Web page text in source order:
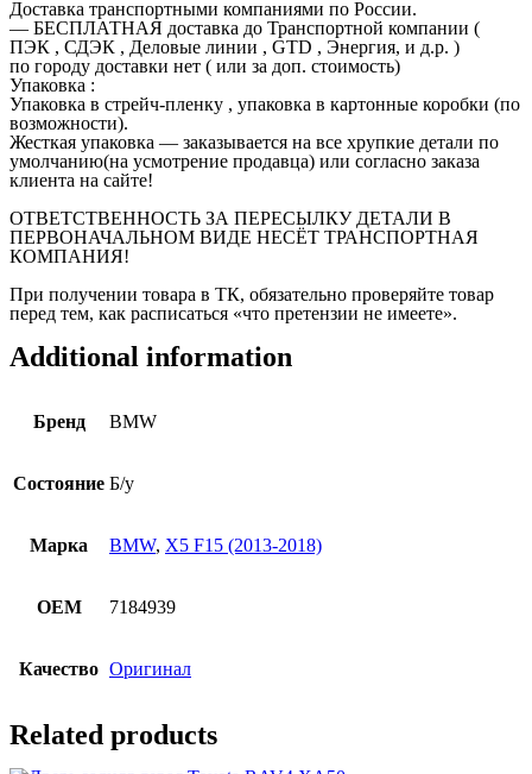
Доставка транспортными компаниями по России.
— БЕСПЛАТНАЯ доставка до Транспортной компании (
ПЭК , СДЭК , Деловые линии , GTD , Энергия, и д.р. )
по городу доставки нет ( или за доп. стоимость)
Упаковка :
Упаковка в стрейч-пленку , упаковка в картонные коробки (по
возможности).
Жесткая упаковка — заказывается на все хрупкие детали по
умолчанию(на усмотрение продавца) или согласно заказа
клиента на сайте!
ОТВЕТСТВЕННОСТЬ ЗА ПЕРЕСЫЛКУ ДЕТАЛИ В
ПЕРВОНАЧАЛЬНОМ ВИДЕ НЕСЁТ ТРАНСПОРТНАЯ
КОМПАНИЯ!
При получении товара в ТК, обязательно проверяйте товар
перед тем, как расписаться «что претензии не имеете».
Additional information
Бренд BMW
Состояние Б/у
Марка BMW, X5 F15 (2013-2018)
OEM 7184939
Качество Оригинал
Related products